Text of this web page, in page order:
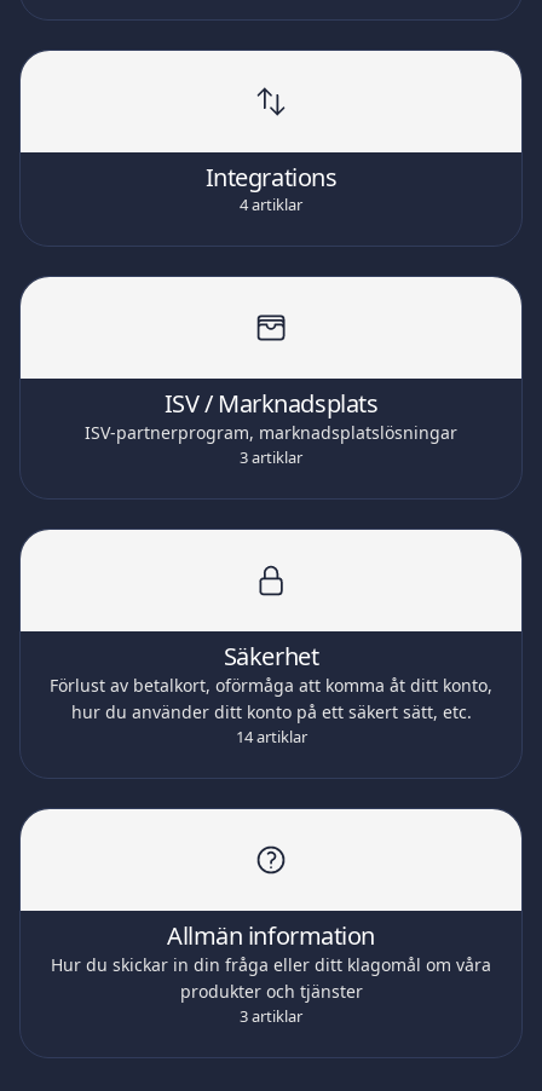
Integrations
4 artiklar
ISV / Marknadsplats
ISV-partnerprogram, marknadsplatslösningar
3 artiklar
Säkerhet
Förlust av betalkort, oförmåga att komma åt ditt konto,
hur du använder ditt konto på ett säkert sätt, etc.
14 artiklar
Allmän information
Hur du skickar in din fråga eller ditt klagomål om våra
produkter och tjänster
3 artiklar